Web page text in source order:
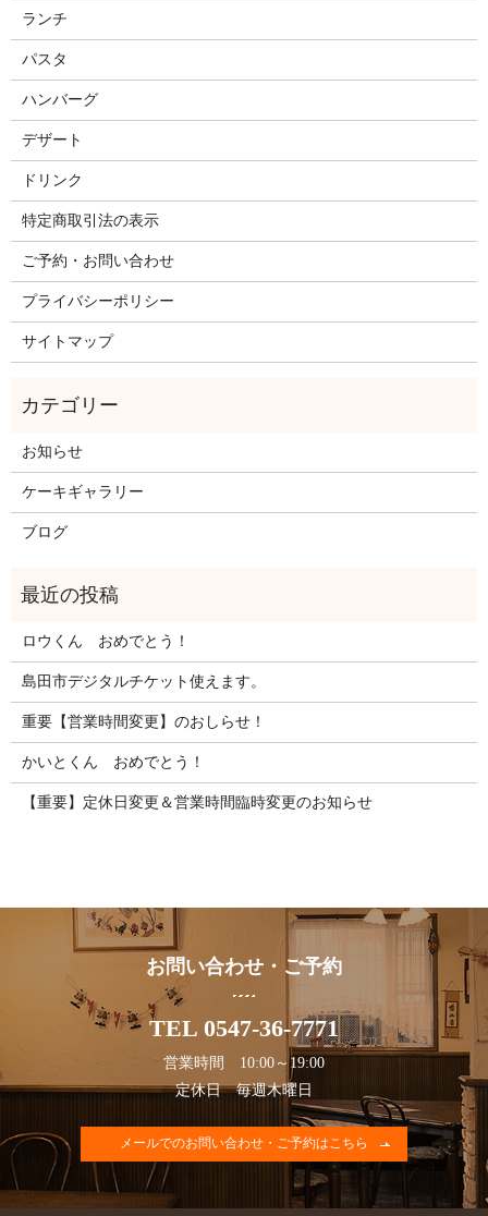
ランチ
パスタ
ハンバーグ
デザート
ドリンク
特定商取引法の表示
ご予約・お問い合わせ
プライバシーポリシー
サイトマップ
お知らせ
ケーキギャラリー
ブログ
ロウくん おめでとう！
島田市デジタルチケット使えます。
重要【営業時間変更】のおしらせ！
かいとくん おめでとう！
【重要】定休日変更＆営業時間臨時変更のお知らせ
お問い合わせ・ご予約
TEL 0547-36-7771
営業時間 10:00～19:00
定休日 毎週木曜日
メールでのお問い合わせ・ご予約はこちら